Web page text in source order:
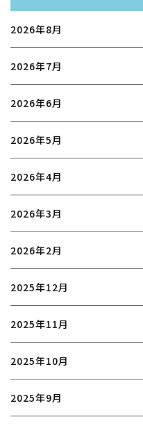
2026年8月
2026年7月
2026年6月
2026年5月
2026年4月
2026年3月
2026年2月
2025年12月
2025年11月
2025年10月
2025年9月